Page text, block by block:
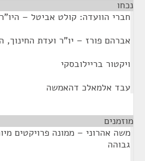
נכחו
חברי הוועדה: קולט אביטל – היו"ר
אברהם פורז – יו"ר ועדת החינוך,
ויקטור בריילובסקי
עבד אלמאלכ דהאמשה
מוזמנים
משה אהרוני – ממונה פרויקטים
גבוהה